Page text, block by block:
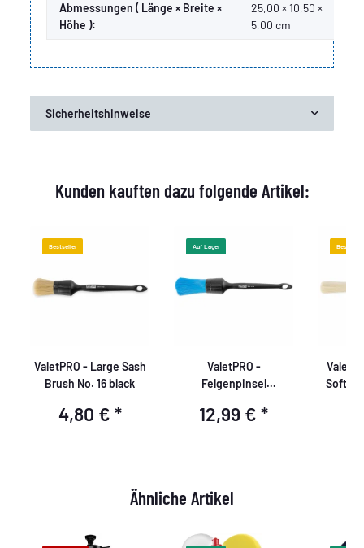
Abmessungen ( Länge × Breite ×
Höhe ):
25,00 × 10,50 ×
5,00 cm
Sicherheitshinweise
Kunden kauften dazu folgende Artikel:
Bestseller
ValetPRO - Large Sash
Brush No. 16 black
4,80 € *
Auf Lager
ValetPRO -
Felgenpinsel
Kunststoff Griff 18, BRU
12,99 €*
Bestseller
Soft
Ähnliche Artikel